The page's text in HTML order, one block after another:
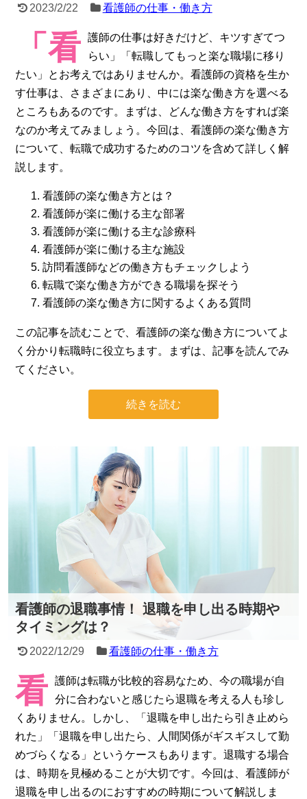
2023/2/22 看護師の仕事・働き方
「看 護師の仕事は好きだけど、キツすぎてつ
らい」「転職してもっと楽な職場に移り
たい」とお考えではありませんか。看護師の資格を生か
す仕事は、さまざまにあり、中には楽な働き方を選べる
ところもあるのです。まずは、どんな働き方をすれば楽
なのか考えてみましょう。今回は、看護師の楽な働き方
について、転職で成功するためのコツを含めて詳しく解
説します。
看護師の楽な働き方とは？
看護師が楽に働ける主な部署
看護師が楽に働ける主な診療科
看護師が楽に働ける主な施設
訪問看護師などの働き方もチェックしよう
転職で楽な働き方ができる職場を探そう
看護師の楽な働き方に関するよくある質問
この記事を読むことで、看護師の楽な働き方についてよ
く分かり転職時に役立ちます。まずは、記事を読んでみ
てください。
続きを読む
看護師の退職事情！ 退職を申し出る時期や
タイミングは？
2022/12/29 看護師の仕事・働き方
看 護師は転職が比較的容易なため、今の職場が自
分に合わないと感じたら退職を考える人も珍し
くありません。しかし、「退職を申し出たら引き止めら
れた」「退職を申し出たら、人間関係がギスギスして勤
めづらくなる」というケースもあります。退職する場合
は、時期を見極めることが大切です。今回は、看護師が
退職を申し出るのにおすすめの時期について解説しま